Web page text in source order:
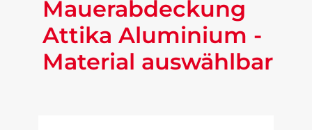
Mauerabdeckung
Attika Aluminium -
Material auswählbar